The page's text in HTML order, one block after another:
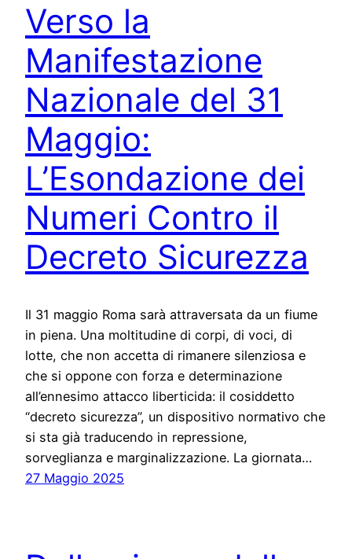
Verso la
Manifestazione
Nazionale del 31
Maggio:
L’Esondazione dei
Numeri Contro il
Decreto Sicurezza
Il 31 maggio Roma sarà attraversata da un fiume
in piena. Una moltitudine di corpi, di voci, di
lotte, che non accetta di rimanere silenziosa e
che si oppone con forza e determinazione
all’ennesimo attacco liberticida: il cosiddetto
“decreto sicurezza”, un dispositivo normativo che
si sta già traducendo in repressione,
sorveglianza e marginalizzazione. La giornata…
27 Maggio 2025